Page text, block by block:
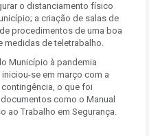
o distanciamento físico
a criação de salas de
procedimentos de uma boa
medidas de teletrabalho.
Município à pandemia
se em março com a
o que foi
como o Manual
ao Trabalho em Segurança.